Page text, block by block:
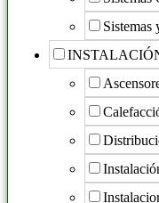
Sistemas